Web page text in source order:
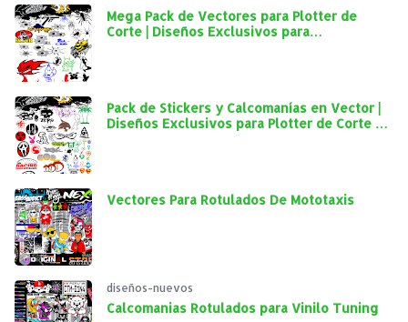
Mega Pack de Vectores para Plotter de
Corte | Diseños Exclusivos para
Pack de Stickers y Calcomanías en Vector |
Diseños Exclusivos para Plotter de Corte y
Vectores Para Rotulados De Mototaxis
diseños-nuevos
Calcomanias Rotulados para Vinilo Tuning